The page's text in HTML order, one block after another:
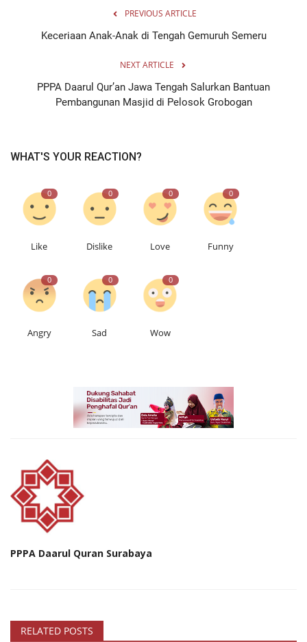
PREVIOUS ARTICLE
Keceriaan Anak-Anak di Tengah Gemuruh Semeru
NEXT ARTICLE
PPPA Daarul Qur’an Jawa Tengah Salurkan Bantuan
Pembangunan Masjid di Pelosok Grobogan
WHAT'S YOUR REACTION?
0
Like
0
Dislike
0
Love
0
Funny
0
Angry
0
Sad
0
Wow
PPPA Daarul Quran Surabaya
RELATED POSTS